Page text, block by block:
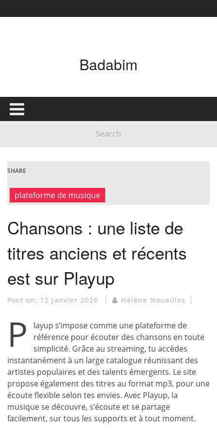
Badabim
SHARE
plateforme de musique
Chansons : une liste de
titres anciens et récents
est sur Playup
Post on: 12 janvier 2026 Hélène Nouailles
P
layup s’impose comme une plateforme de
référence pour écouter des chansons en toute
simplicité. Grâce au streaming, tu accèdes
instantanément à un large catalogue réunissant des
artistes populaires et des talents émergents. Le site
propose également des titres au format mp3, pour une
écoute flexible selon tes envies. Avec Playup, la
musique se découvre, s’écoute et se partage
facilement, sur tous les supports et à tout moment.